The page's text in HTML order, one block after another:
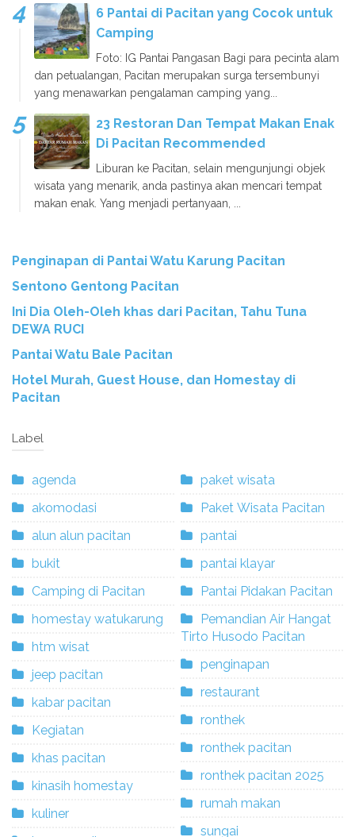
6 Pantai di Pacitan yang Cocok untuk
Camping
Foto: IG Pantai Pangasan Bagi para pecinta alam
dan petualangan, Pacitan merupakan surga tersembunyi
yang menawarkan pengalaman camping yang...
23 Restoran Dan Tempat Makan Enak
Di Pacitan Recommended
Liburan ke Pacitan, selain mengunjungi objek
wisata yang menarik, anda pastinya akan mencari tempat
makan enak. Yang menjadi pertanyaan, ...
Penginapan di Pantai Watu Karung Pacitan
Sentono Gentong Pacitan
Ini Dia Oleh-Oleh khas dari Pacitan, Tahu Tuna
DEWA RUCI
Pantai Watu Bale Pacitan
Hotel Murah, Guest House, dan Homestay di
Pacitan
Label
agenda
akomodasi
alun alun pacitan
bukit
Camping di Pacitan
homestay watukarung
htm wisat
jeep pacitan
kabar pacitan
Kegiatan
khas pacitan
kinasih homestay
kuliner
paket wisata
Paket Wisata Pacitan
pantai
pantai klayar
Pantai Pidakan Pacitan
Pemandian Air Hangat
Tirto Husodo Pacitan
penginapan
restaurant
ronthek
ronthek pacitan
ronthek pacitan 2025
rumah makan
sungai